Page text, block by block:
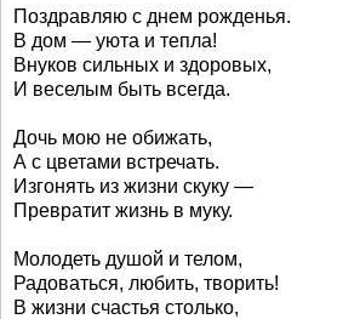
Поздравляю с днем рожденья.
В дом — уюта и тепла!
Внуков сильных и здоровых,
И веселым быть всегда.
Дочь мою не обижать,
А с цветами встречать.
Изгонять из жизни скуку —
Превратит жизнь в муку.
Молодеть душой и телом,
Радоваться, любить, творить!
В жизни счастья столько,